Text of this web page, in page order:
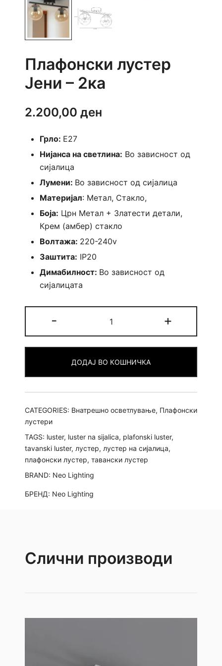
Плафонски лустер
Јени – 2ка
2.200,00 ден
Грло: E27
Нијанса на светлина: Во зависност од
сијалица
Лумени: Во зависност од сијалица
Материјал: Метал, Стакло,
Боја: Црн Метал + Златести детали,
Крем (амбер) стакло
Волтажа: 220-240v
Заштита: IP20
Димабилност: Во зависност од
сијалицата
-
лустер
Јени
2ка
quantity
+
ДОДАЈ ВО КОШНИЧКА
CATEGORIES: Внатрешно осветлување, Плафонски
лустери
TAGS: luster, luster na sijalica, plafonski luster,
tavanski luster, лустер, лустер на сијалица,
плафонски лустер, тавански лустер
BRAND: Neo Lighting
БРЕНД: Neo Lighting
Слични производи